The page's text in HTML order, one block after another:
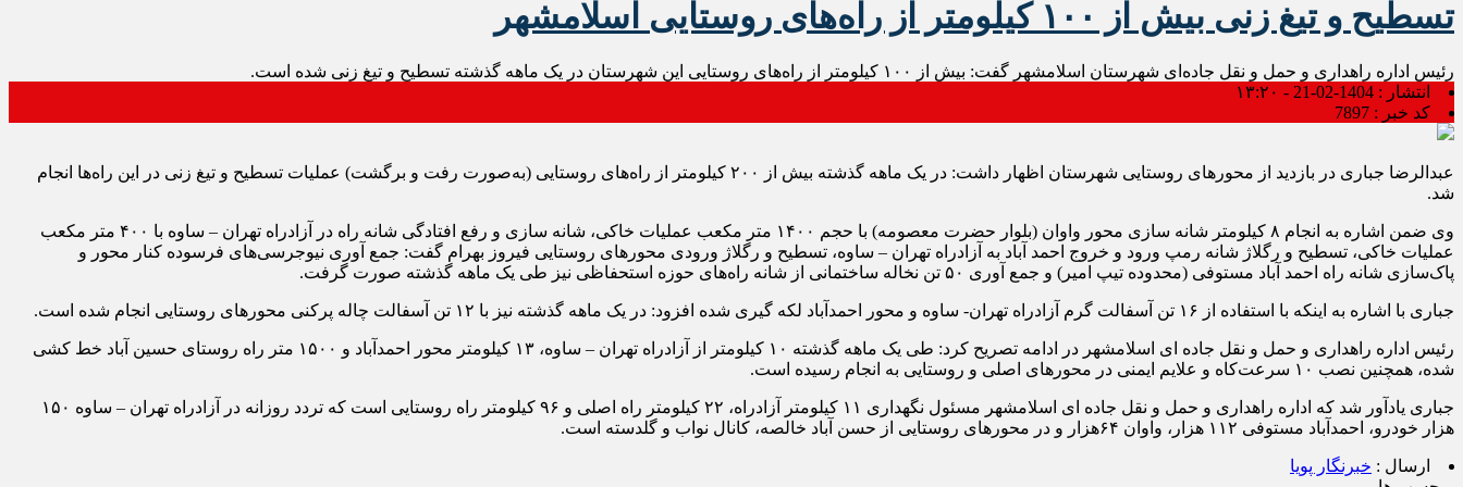
تسطیح و تیغ زنی بیش از ۱۰۰ کیلومتر از راه‌های روستایی اسلامشهر
رئیس اداره راهداری و حمل‌ و نقل جاده‌ای شهرستان اسلامشهر گفت: بیش از ۱۰۰ کیلومتر از راه‌های روستایی این شهرستان در یک ماهه گذشته تسطیح و تیغ زنی شده است.
انتشار : 1404-02-21 - ۱۳:۲۰
کد خبر : 7897
عبدالرضا جباری در بازدید از محورهای روستایی شهرستان اظهار داشت: در یک ماهه گذشته بیش از ۲۰۰ کیلومتر از راه‌های روستایی (به‌صورت رفت و برگشت) عملیات تسطیح و تیغ زنی در این راه‌ها انجام
شد.
وی ضمن اشاره به انجام ۸ کیلومتر شانه سازی محور واوان (بلوار حضرت معصومه) با حجم ۱۴۰۰ متر مکعب عملیات خاکی، شانه سازی و رفع افتادگی شانه راه در آزادراه تهران – ساوه با ۴۰۰ متر مکعب
عملیات خاکی، تسطیح و رگلاژ شانه رمپ ورود و خروج احمد آباد به آزادراه تهران – ساوه، تسطیح و رگلاژ ورودی محورهای روستایی فیروز بهرام گفت: جمع آوری نیوجرسی‌های فرسوده کنار محور و
پاک‌سازی شانه راه احمد آباد مستوفی (محدوده تیپ امیر) و جمع آوری ۵۰ تن نخاله ساختمانی از شانه راه‌های حوزه استحفاظی نیز طی یک ماهه گذشته صورت گرفت.
جباری با اشاره به اینکه با استفاده از ۱۶ تن آسفالت گرم آزادراه تهران- ساوه و محور احمدآباد لکه گیری شده افزود: در یک ماهه گذشته نیز با ۱۲ تن آسفالت چاله پرکنی محورهای روستایی انجام شده است.
رئیس اداره راهداری و حمل و نقل جاده ای اسلامشهر در ادامه تصریح کرد: طی یک ماهه گذشته ۱۰ کیلومتر از آزادراه تهران – ساوه، ۱۳ کیلومتر محور احمدآباد و ۱۵۰۰ متر راه روستای حسین آباد خط کشی
شده، همچنین نصب ۱۰ سرعت‌کاه و علایم ایمنی در محورهای اصلی و روستایی به انجام رسیده است.
جباری یادآور شد که اداره راهداری و حمل و نقل جاده ای اسلامشهر مسئول نگهداری ۱۱ کیلومتر آزادراه، ۲۲ کیلومتر راه اصلی و ۹۶ کیلومتر راه روستایی است که تردد روزانه در آزادراه تهران – ساوه ۱۵۰
هزار خودرو، احمدآباد مستوفی ۱۱۲ هزار، واوان ۶۴هزار و در محورهای روستایی از حسن آباد خالصه، کانال نواب و گلدسته است.
ارسال : خبرنگار پویا